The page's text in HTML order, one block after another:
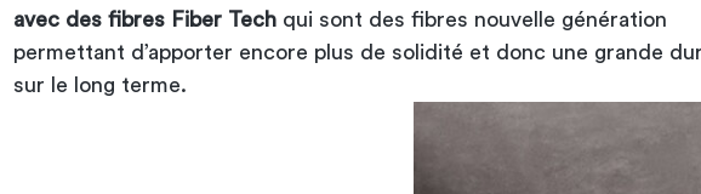
avec des fibres Fiber Tech qui sont des fibres nouvelle génération
permettant d’apporter encore plus de solidité et donc une grande
sur le long terme.